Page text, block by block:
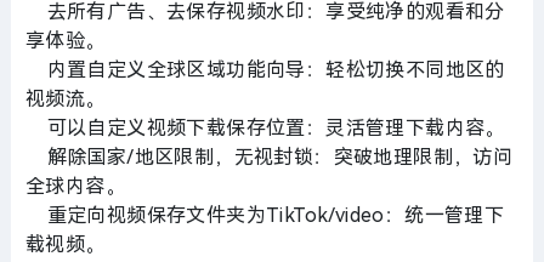
去所有广告、去保存视频水印：享受纯净的观看和分
享体验。
内置自定义全球区域功能向导：轻松切换不同地区的
视频流。
可以自定义视频下载保存位置：灵活管理下载内容。
解除国家/地区限制，无视封锁：突破地理限制，访问
全球内容。
重定向视频保存文件夹为TikTok/video：统一管理下
载视频。